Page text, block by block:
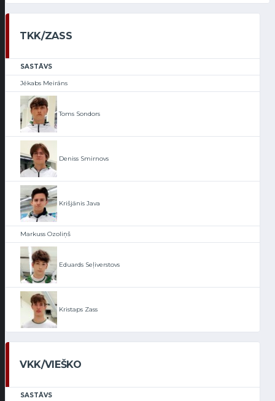
TKK/ZASS
SASTĀVS
Jēkabs Meirāns
Toms Sondors
Deniss Smirnovs
Krišjānis Java
Markuss Ozoliņš
Eduards Seļiverstovs
Kristaps Zass
VKK/VIEŠKO
SASTĀVS